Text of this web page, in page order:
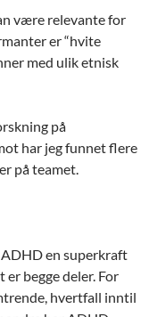
være relevante for
er “hvite
med ulik etnisk
på
har jeg funnet flere
på teamet.
en superkraft
begge deler. For
hvertfall inntil